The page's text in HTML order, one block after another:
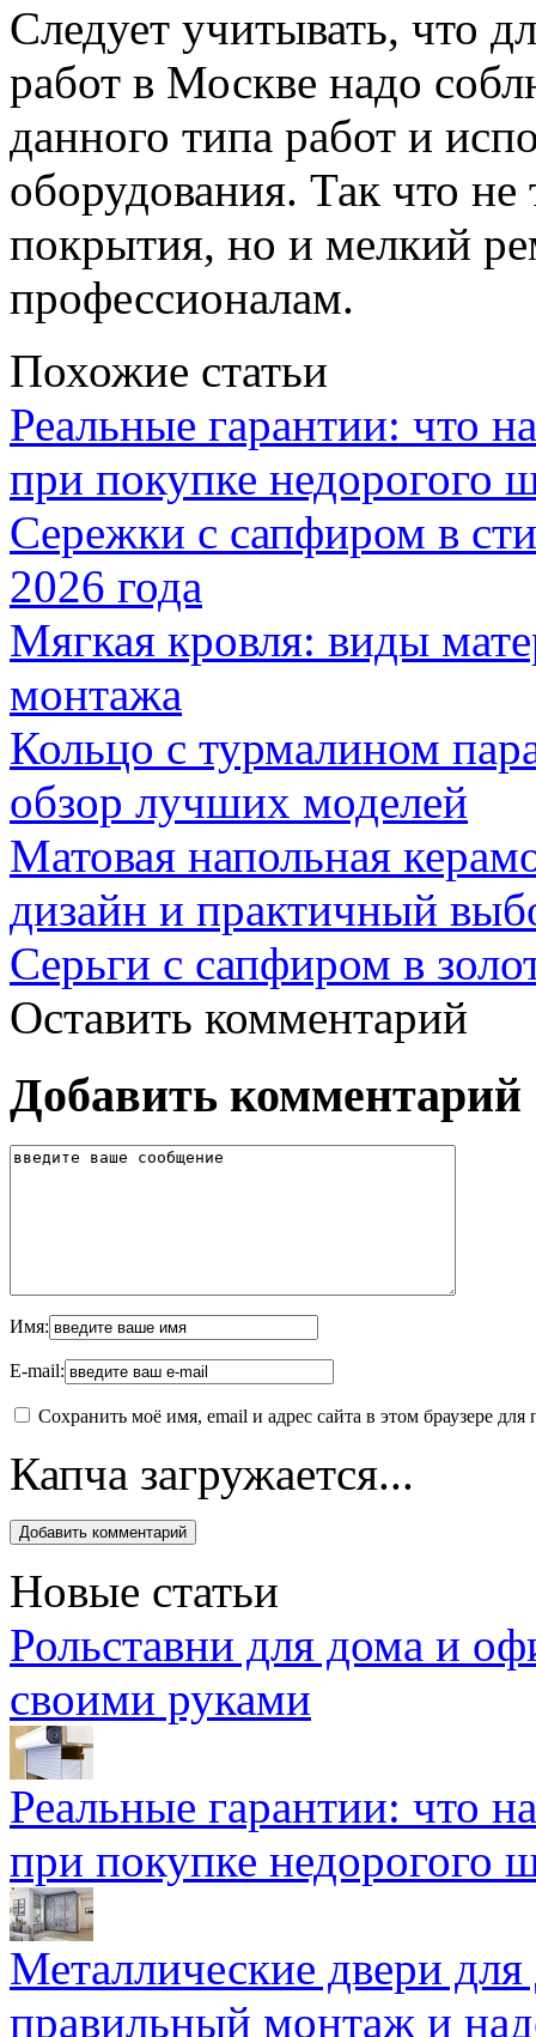
Следует учитывать, что
работ в Москве надо
данного типа работ и
оборудования. Так что не
покрытия, но и мелкий
профессионалам.
Похожие статьи
Реальные гарантии: что
при покупке недорогого
Сережки с сапфиром в
2026 года
Мягкая кровля: виды
монтажа
Кольцо с турмалином
обзор лучших моделей
Матовая напольная
дизайн и практичный
Серьги с сапфиром в
Оставить комментарий
Добавить комментарий
Имя:
E-mail:
Сохранить моё имя, email и адрес сайта в этом браузере
Капча загружается...
Новые статьи
Рольставни для дома и
своими руками
Реальные гарантии: что
при покупке недорогого
Металлические двери
правильный монтаж и